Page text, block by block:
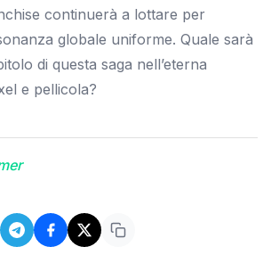
continuerà a lottare per
globale uniforme. Quale sarà
di questa saga nell’eterna
e pellicola?